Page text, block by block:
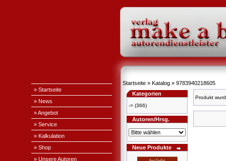
» Startseite
» News
» Angebot
» Service
» Kalkulation
» Shop
» Unsere Autoren
Startseite » Katalog » 9783940218605
Kategorien
-> (366)
Autoren/Hrsg.
Neue Produkte
Produkt